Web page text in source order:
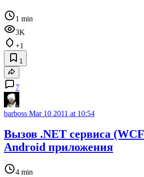
1 min
3K
+1
1
7
barboss Mar 10 2011 at 10:54
Вызов .NET сервиса
Android приложения
4 min